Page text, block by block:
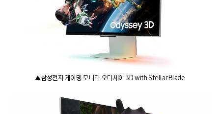
▲삼성전자 게이밍 모니터 오디세이 3D with Stellar Blade